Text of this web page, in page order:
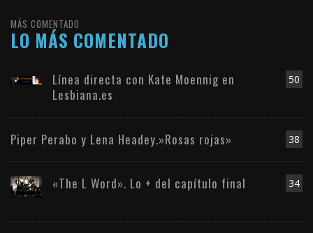
MÁS COMENTADO
LO MÁS COMENTADO
50
Línea directa con Kate Moennig en
Lesbiana.es
38
Piper Perabo y Lena Headey.»Rosas rojas»
34
«The L Word». Lo + del capítulo final